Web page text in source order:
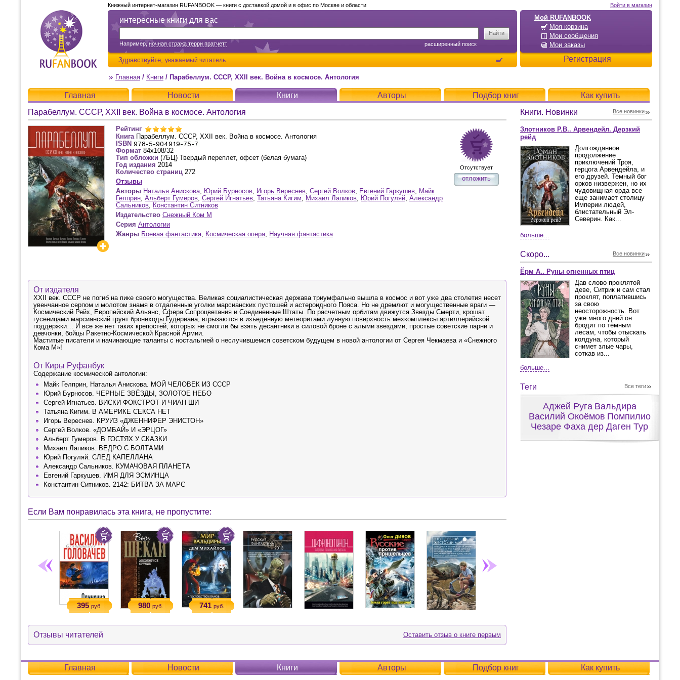
Мой RUFANBOOK
Моя корзина
Мои сообщения
Мои заказы
Регистрация
Войти в магазин
интересные книги для вас
Например,ночная стража терри пратчетт расширенный поиск
Здравствуйте, уважаемый читатель
Книжный интернет-магазин RUFANBOOK — книги с доставкой домой и в офис по Москве и области
Главная / Книги / Парабеллум. СССР, XXII век. Война в космосе. Антология
Главная Новости Книги Авторы Подбор книг
Как купить
Парабеллум. СССР, XXII век. Война в космосе. Антология
Рейтинг
Книга Парабеллум. СССР, XXII век. Война в космосе. Антология
ISBN
Формат 84x108/32
Тип обложки (7БЦ) Твердый переплет, офсет (белая бумага)
Год издания 2014
Количество страниц 272
Отзывы
Авторы Наталья Анискова, Юрий Бурносов, Игорь Вереснев, Сергей Волков, Евгений Гаркушев, Майк
Гелприн, Альберт Гумеров, Сергей Игнатьев, Татьяна Кигим, Михаил Лапиков, Юрий Погуляй, Александр
Сальников, Константин Ситников
Издательство Снежный Ком М
Серия Антологии
Жанры Боевая фантастика, Космическая опера, Научная фантастика
Отсутствует
отложить
От издателя
XXII век. СССР не погиб на пике своего могущества. Великая социалистическая держава триумфально вышла в космос и вот уже два столетия несет
увенчанное серпом и молотом знамя в отдаленные уголки марсианских пустошей и астероид­ного Пояса. Но не дремлют и могущественные враги —
Космический Рейх, Европейский Альянс, Сфера Сопроцветания и Соединенные Штаты. По расчетным орбитам движутся Звезды Смерти, крошат
гусеницами марсианский грунт броне­ходы Гудериана, вгрызаются в изъеденную метеоритами лунную поверхность мехкомплексы артиллерийской
поддер­ж­­ки… И все же нет таких крепостей, которых не смогли бы взять десантники в силовой броне с алыми звездами, простые советские парни и
девчонки, бойцы Ракетно-Космической Красной Армии.
Маститые писатели и начинающие таланты с ностальгией о неслучившемся советском будущем в новой антологии от Сергея Чекмаева и «Снежного
Кома М»!
От Киры Руфанбук
Содержание космической антологии:
Майк Гелприн, Наталья Анискова. МОЙ ЧЕЛОВЕК ИЗ СССР
Юрий Бурносов. ЧЕРНЫЕ ЗВЁЗДЫ, ЗОЛОТОЕ НЕБО
Сергей Игнатьев. ВИСКИ-ФОКСТРОТ И ЧИАН-ШИ
Татьяна Кигим. В АМЕРИКЕ СЕКСА НЕТ
Игорь Вереснев. КРУИЗ «ДЖЕННИФЕР ЭНИСТОН»
Сергей Волков. «ДОМБАЙ» И «ЭРЦОГ»
Альберт Гумеров. В ГОСТЯХ У СКАЗКИ
Михаил Лапиков. ВЕДРО С БОЛТАМИ
Юрий Погуляй. СЛЕД КАПЕЛЛАНА
Александр Сальников. КУМАЧОВАЯ ПЛАНЕТА
Евгений Гаркушев. ИМЯ ДЛЯ ЭСМИНЦА
Константин Ситников. 2142: БИТВА ЗА МАРС
Если Вам понравилась эта книга, не пропустите:
395 руб. 980 руб. 741 руб.
Отзывы читателей Оставить отзыв о книге первым
Книги. Новинки Все новинки
Злотников Р.В.. Арвендейл. Дерзкий
рейд
Долгожданное
продолжение
приключений Троя,
герцога Арвендейла, и
его друзей. Темный бог
орков низвержен, но их
чудовищная орда все
еще занимает столицу
Империи людей,
блистательный Эл-
Северин. Как...
больше...
Скоро... Все новинки
Ёрм А.. Руны огненных птиц
Дав слово проклятой
деве, Ситрик и сам стал
проклят, поплатившись
за свою
неосторожность. Вот
уже много дней он
бродит по тёмным
лесам, чтобы отыскать
колдуна, который
снимет злые чары,
соткав из...
больше...
Теги Все теги
Аджей Руга Вальдира
Василий Окоёмов Помпилио
Чезаре Фаха дер Даген Тур
Главная Новости Книги Авторы Подбор книг Как купить